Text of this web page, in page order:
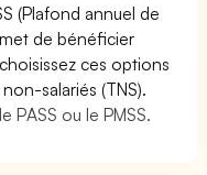
(Plafond annuel de
de bénéficier
ces options
salariés (TNS).
PASS ou le PMSS.